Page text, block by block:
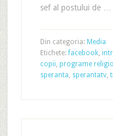
sef al postului de …
Din categoria: Media
Etichete:facebook,
copii, programe
speranta, sperantatv,